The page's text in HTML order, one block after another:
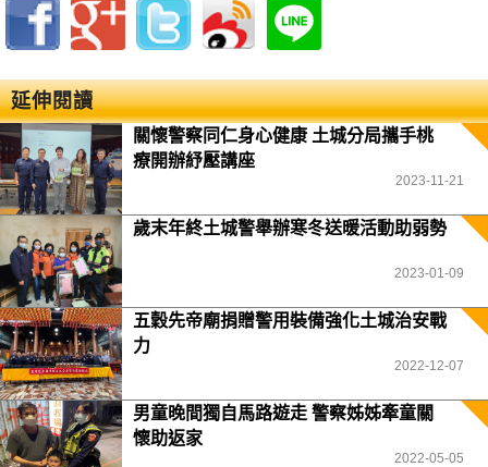
延伸閱讀
關懷警察同仁身心健康 土城分局攜手桃
療開辦紓壓講座
2023-11-21
歲末年終土城警舉辦寒冬送暖活動助弱勢
2023-01-09
五穀先帝廟捐贈警用裝備強化土城治安戰
力
2022-12-07
男童晚間獨自馬路遊走 警察姊姊牽童關
懷助返家
2022-05-05